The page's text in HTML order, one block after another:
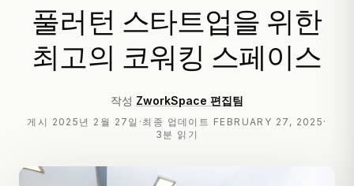
풀러턴 스타트업을 위한
최고의 코워킹 스페이스
작성 ZworkSpace 편집팀
게시 2025년 2월 27일 · 최종 업데이트 FEBRUARY 27, 2025 ·
3분 읽기